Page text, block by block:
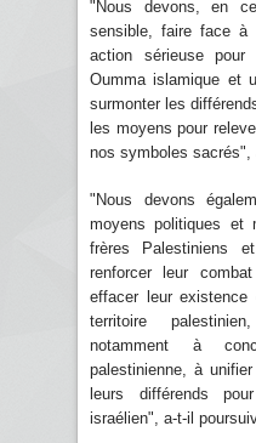
"Nous devons, en
sensible, faire face à
action sérieuse
Oumma islamique et
surmonter les
les moyens pour
nos symboles sacrés",
"Nous devons
moyens politiques et
frères Palestiniens
renforcer leur
effacer leur
territoire
notamment à
palestinienne, à
leurs différends
israélien", a-t-il